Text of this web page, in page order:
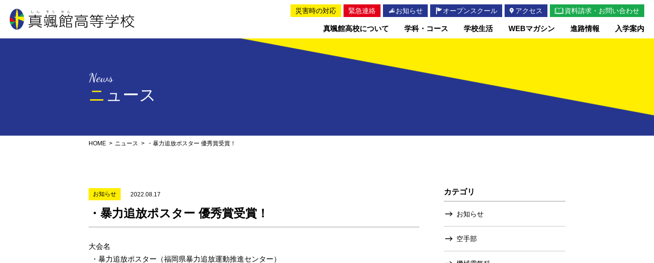
真颯館高校について
学科・コース 学校生活 WEBマガシン 進路情報 入学案内
災害時の対応 緊急連絡 お知らせ オープンスクール アクセス 資料請求・お問い合わせ
News
ニュース
HOME ニュース ・暴力追放ポスター 優秀賞受賞！
お知らせ 2022.08.17
・暴力追放ポスター 優秀賞受賞！
大会名
・暴力追放ポスター（福岡県暴力追放運動推進センター）
カテゴリ
お知らせ
空手部